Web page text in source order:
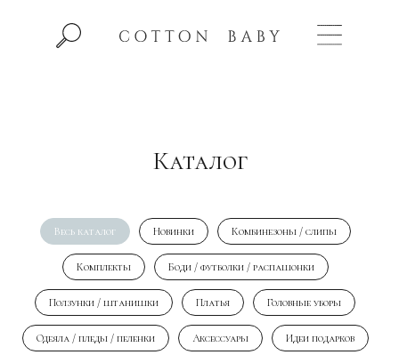
Каталог
Весь каталог Новинки Комбинезоны / слипы
Комплекты Боди / футболки / распашонки
Ползунки / штанишки Платья Головные уборы
Одеяла / пледы / пеленки Аксессуары Идеи подарков